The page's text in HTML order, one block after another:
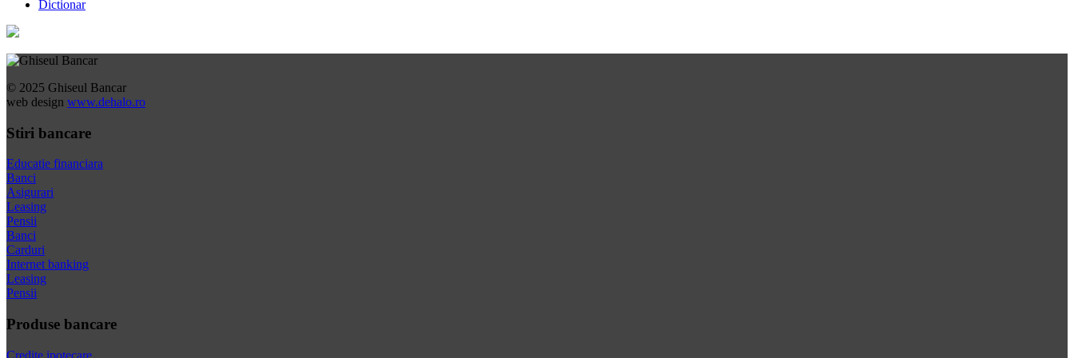
Dictionar
© 2025 Ghiseul Bancar
web design www.dehalo.ro
Stiri bancare
Educatie financiara
Banci
Asigurari
Leasing
Pensii
Banci
Carduri
Internet banking
Leasing
Pensii
Produse bancare
Credite ipotecare